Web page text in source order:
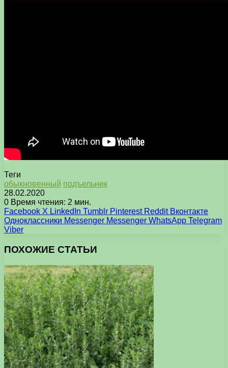
Теги
обыкновенный подъельник
28.02.2020
0 Время чтения: 2 мин.
Facebook X LinkedIn Tumblr Pinterest Reddit Вконтакте
Одноклассники Messenger Messenger WhatsApp Telegram
Viber
ПОХОЖИЕ СТАТЬИ